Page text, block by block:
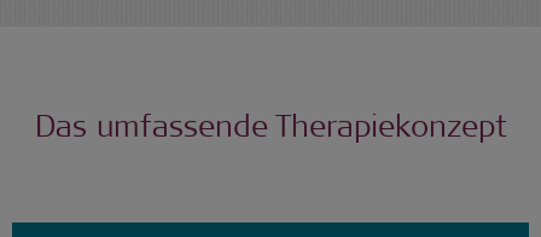
Das umfassende Therapiekonzept